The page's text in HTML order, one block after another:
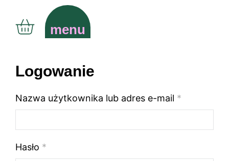
menu
Logowanie
Nazwa użytkownika lub adres e-mail *
Hasło *